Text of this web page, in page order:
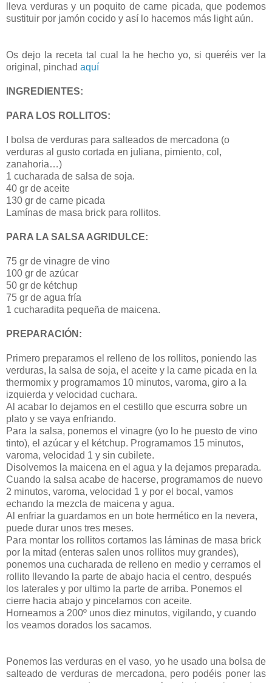
lleva verduras y un poquito de carne picada, que podemos
sustituir por jamón cocido y así lo hacemos más light aún.
Os dejo la receta tal cual la he hecho yo, si queréis ver la
original, pinchad aquí
INGREDIENTES:
PARA LOS ROLLITOS:
I bolsa de verduras para salteados de mercadona (o
verduras al gusto cortada en juliana, pimiento, col,
zanahoria…)
1 cucharada de salsa de soja.
40 gr de aceite
130 gr de carne picada
Lamínas de masa brick para rollitos.
PARA LA SALSA AGRIDULCE:
75 gr de vinagre de vino
100 gr de azúcar
50 gr de kétchup
75 gr de agua fría
1 cucharadita pequeña de maicena.
PREPARACIÓN:
Primero preparamos el relleno de los rollitos, poniendo las
verduras, la salsa de soja, el aceite y la carne picada en la
thermomix y programamos 10 minutos, varoma, giro a la
izquierda y velocidad cuchara.
Al acabar lo dejamos en el cestillo que escurra sobre un
plato y se vaya enfriando.
Para la salsa, ponemos el vinagre (yo lo he puesto de vino
tinto), el azúcar y el kétchup. Programamos 15 minutos,
varoma, velocidad 1 y sin cubilete.
Disolvemos la maicena en el agua y la dejamos preparada.
Cuando la salsa acabe de hacerse, programamos de nuevo
2 minutos, varoma, velocidad 1 y por el bocal, vamos
echando la mezcla de maicena y agua.
Al enfriar la guardamos en un bote hermético en la nevera,
puede durar unos tres meses.
Para montar los rollitos cortamos las láminas de masa brick
por la mitad (enteras salen unos rollitos muy grandes),
ponemos una cucharada de relleno en medio y cerramos el
rollito llevando la parte de abajo hacia el centro, después
los laterales y por ultimo la parte de arriba. Ponemos el
cierre hacia abajo y pincelamos con aceite.
Horneamos a 200º unos diez minutos, vigilando, y cuando
los veamos dorados los sacamos.
Ponemos las verduras en el vaso, yo he usado una bolsa de
salteado de verduras de mercadona, pero podéis poner las